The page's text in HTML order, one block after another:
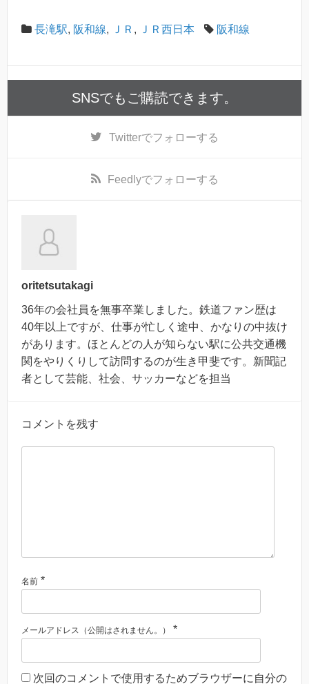
長滝駅, 阪和線, ＪＲ , ＪＲ西日本 阪和線
SNSでもご購読できます。
Twitterでフォローする
Feedlyでフォローする
oritetsutakagi
36年の会社員を無事卒業しました。鉄道ファン歴は
40年以上ですが、仕事が忙しく途中、かなりの中抜け
があります。ほとんどの人が知らない駅に公共交通機
関をやりくりして訪問するのが生き甲斐です。新聞記
者として芸能、社会、サッカーなどを担当
コメントを残す
名前 *
メールアドレス（公開はされません。） *
次回のコメントで使用するためブラウザーに自分の